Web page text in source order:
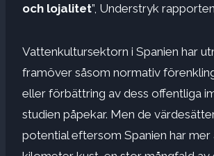
och lojalitet”, Understryk
Vattenkultursektorn i Spanien har
framöver såsom normativ
eller förbättring av dess offentliga
studien påpekar. Men de
potential eftersom Spanien har mer